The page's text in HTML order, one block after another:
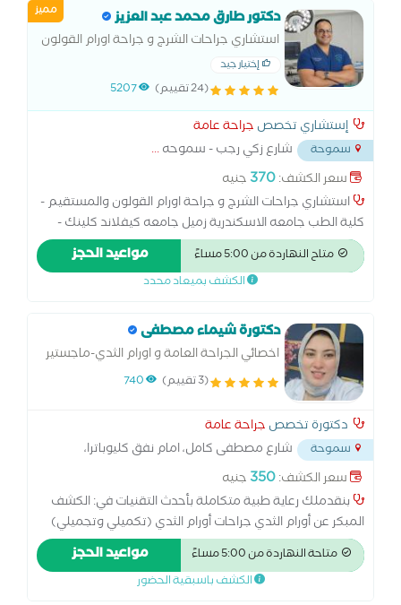
مميز دكتور طارق محمد عبد العزيز
استشاري جراحات الشرج و جراحة اورام القولون
والمستقيم - كلية الطب جامعه الاسكندرية
زميل جامعه كيفلاند كلينك - اوهايو - الولايات
المتحده الامريكية زميل جامعه بيلور -
إختيار جيد
(24 تقييم) 5207
إستشاري تخصص جراحة عامة
سموحة شارع زكي رجب - سموحه
...
سعر الكشف:370 جنيه
استشاري جراحات الشرج و جراحة اورام القولون والمستقيم -
كلية الطب جامعه الاسكندرية زميل جامعه كيفلاند كلينك -
اوهايو - الولايات المتحده الامريكية زميل جامعه بيلور - تكساس
- الولايات المتحده الامريكية عضو جمعية جراحة الشرج و
متاح النهاردة من 5:00 مساءً مواعيد الحجز
الكشف بميعاد محدد
دكتورة شيماء مصطفى
اخصائي الجراحة العامة و اورام الثدي-ماجستير
جراحات الثدي التجميليه والتكميليه- امراض
(3 تقييم) 740
دكتورة تخصص جراحة عامة
سموحة
شارع مصطفى كامل، امام نفق كليوباترا،
سموحة...
سعر الكشف:350 جنيه
بنقدملك رعاية طبية متكاملة بأحدث التقنيات في: الكشف
المبكر عن أورام الثدي جراحات أورام الثدي (تكميلي وتجميلي)
استئصال أورام الغدة الدرقية جراحات الشرج (شرخ – بواسير –
ناسور) إصلاح الفتق العمليات الجراحية الصغيرة بكالوريوس
الطب والجراحة -جامعه الاسكندريه ماجستير الجراحة العامة
متاحة النهاردة من 5:00 مساءً مواعيد الحجز
الكشف باسبقية الحضور